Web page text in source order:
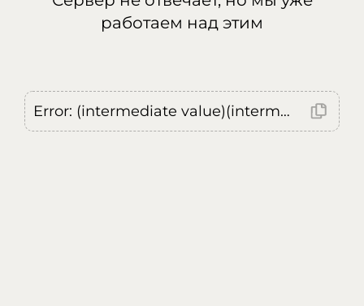
работаем над этим
Error: (intermediate value)(intermediate value)(intermediate value).replaceAll is not a function